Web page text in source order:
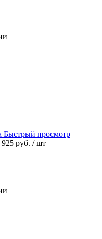
Быстрый просмотр
925 руб. / шт